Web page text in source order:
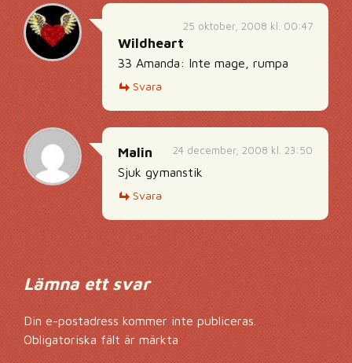
25 oktober, 2008 kl. 00:47
Wildheart
33 Amanda: Inte mage, rumpa
Svara
24 december, 2008 kl. 23:50
Malin
Sjuk gymanstik
Svara
Lämna ett svar
Din e-postadress kommer inte publiceras.
Obligatoriska fält är märkta *